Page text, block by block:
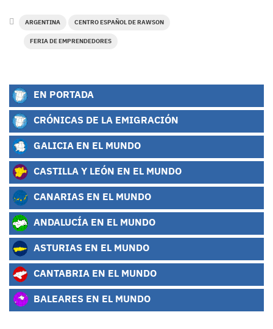
ARGENTINA CENTRO ESPAÑOL DE RAWSON
FERIA DE EMPRENDEDORES
EN PORTADA
CRÓNICAS DE LA EMIGRACIÓN
GALICIA EN EL MUNDO
CASTILLA Y LEÓN EN EL MUNDO
CANARIAS EN EL MUNDO
ANDALUCÍA EN EL MUNDO
ASTURIAS EN EL MUNDO
CANTABRIA EN EL MUNDO
BALEARES EN EL MUNDO